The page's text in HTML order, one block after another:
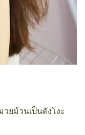
ยม้วนเป็นดังโงะ